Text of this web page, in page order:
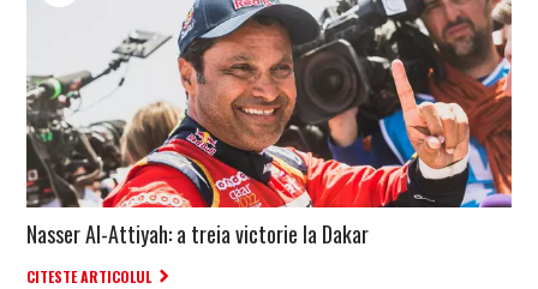
Nasser Al-Attiyah: a treia victorie la Dakar
CITESTE ARTICOLUL